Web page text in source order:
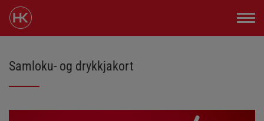
Samloku- og drykkjakort